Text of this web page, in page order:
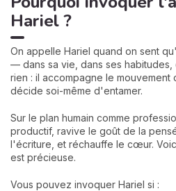
Hariel ?
On appelle Hariel quand on sent
— dans sa vie, dans ses habitudes,
rien : il accompagne le
décide soi-même d'entamer.
Sur le plan humain comme
productif, ravive le goût de la
l'écriture, et réchauffe le cœur.
est précieuse.
Vous pouvez invoquer Hariel si :